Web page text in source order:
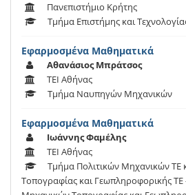
Πανεπιστήμιο Κρήτης
Τμήμα Επιστήμης και
Εφαρμοσμένα Μαθηματικά
Αθανάσιος Μπράτσος
ΤΕΙ Αθήνας
Τμήμα Ναυπηγών Μηχανικών
Εφαρμοσμένα Μαθηματικά
Ιωάννης Φαμέλης
ΤΕΙ Αθήνας
Τμήμα Πολιτικών Μηχανικών ΤΕ
Τοπογραφίας και Γεωπληροφορικής